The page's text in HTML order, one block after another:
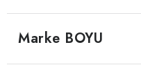
Marke BOYU